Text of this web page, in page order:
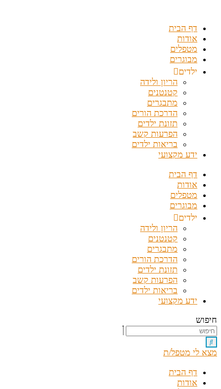
דף הבית
אודות
מטפלים
מבוגרים
ילדים
הריון ולידה
קטנטנים
מתבגרים
הדרכת הורים
תזונת ילדים
הפרעות קשב
בריאות ילדים
ידע מקצועי
דף הבית
אודות
מטפלים
מבוגרים
ילדים
הריון ולידה
קטנטנים
מתבגרים
הדרכת הורים
תזונת ילדים
הפרעות קשב
בריאות ילדים
ידע מקצועי
חיפוש
מצא לי מטפל/ת
דף הבית
אודות